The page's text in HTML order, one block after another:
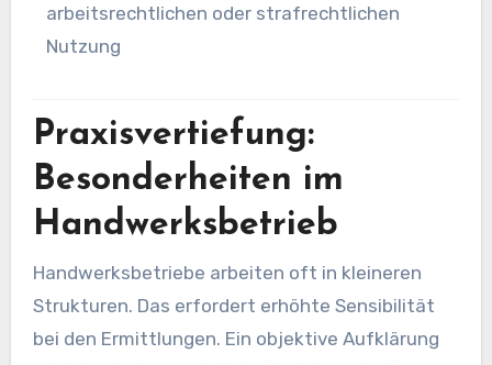
arbeitsrechtlichen oder strafrechtlichen
Nutzung
Praxisvertiefung:
Besonderheiten im
Handwerksbetrieb
Handwerksbetriebe arbeiten oft in kleineren
Strukturen. Das erfordert erhöhte Sensibilität
bei den Ermittlungen. Ein objektive Aufklärung